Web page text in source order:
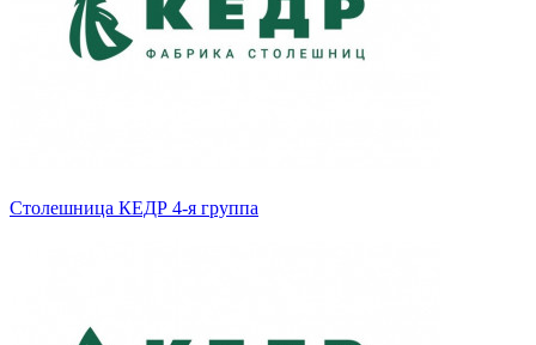
Столешница КЕДР 4-я группа